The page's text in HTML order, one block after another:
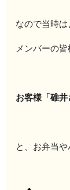
なので当時は
メンバーの皆
お客様「碓井
と、お弁当